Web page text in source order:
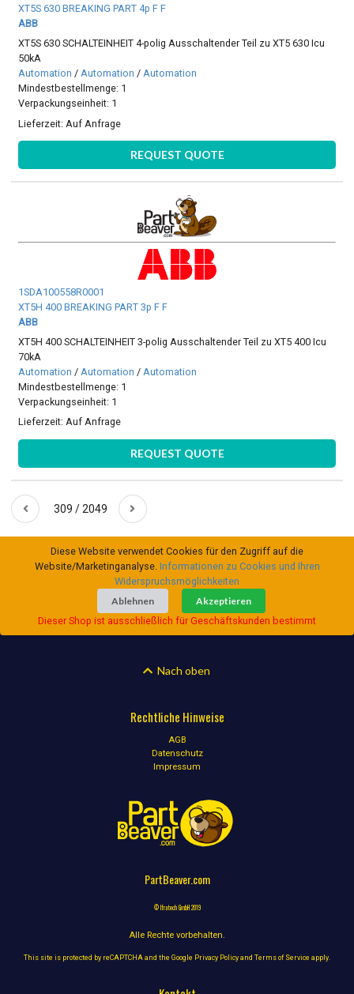
XT5S 630 BREAKING PART 4p F F
ABB
XT5S 630 SCHALTEINHEIT 4-polig Ausschaltender Teil zu XT5 630 Icu
50kA
Automation /Automation /Automation
Mindestbestellmenge: 1
Verpackungseinheit: 1
Lieferzeit: Auf Anfrage
REQUEST QUOTE
1SDA100558R0001
XT5H 400 BREAKING PART 3p F F
ABB
XT5H 400 SCHALTEINHEIT 3-polig Ausschaltender Teil zu XT5 400 Icu
70kA
Automation /Automation /Automation
Mindestbestellmenge: 1
Verpackungseinheit: 1
Lieferzeit:Auf Anfrage
REQUEST QUOTE
309 / 2049
Diese Website verwendet Cookies für den Zugriff auf die
Website/Marketinganalyse. Informationen zu Cookies und Ihren
Widerspruchsmöglichkeiten
Ablehnen
Akzeptieren
Dieser Shop ist ausschließlich für Geschäftskunden bestimmt
Nach oben
Rechtliche Hinweise
AGB
Datenschutz
Impressum
PartBeaver.com
© Ifratech GmbH 2019
Alle Rechte vorbehalten.
This site is protected by reCAPTCHA and the Google Privacy Policy and Terms of Service apply.